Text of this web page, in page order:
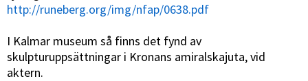
http://runeberg.org/img/nfap/0638.pdf
I Kalmar museum så finns det fynd av
skulpturuppsättningar i Kronans amiralskajuta, vid
aktern.